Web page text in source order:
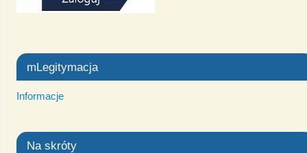
mLegitymacja
Informacje
Na skróty